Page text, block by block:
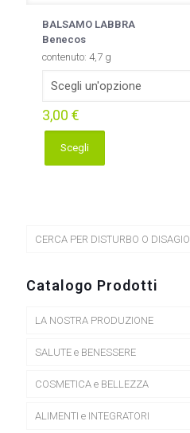
BALSAMO LABBRA
Benecos
contenuto: 4,7 g
3,00 €
Scegli
Questo
prodotto
opzioni
scelte
pagina
prodotto
CERCA PER DISTURBO O DISAGIO
Catalogo Prodotti
LA NOSTRA PRODUZIONE
SALUTE e BENESSERE
COSMETICA e BELLEZZA
ALIMENTI e INTEGRATORI